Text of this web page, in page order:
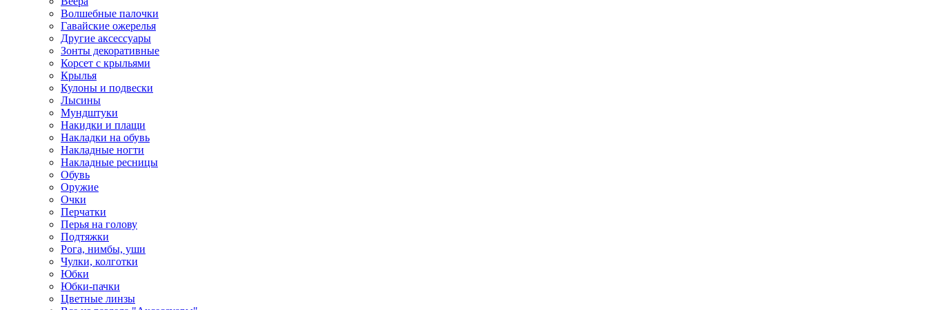
Волшебные палочки
Гавайские ожерелья
Другие аксессуары
Зонты декоративные
Корсет с крыльями
Крылья
Кулоны и подвески
Лысины
Мундштуки
Накидки и плащи
Накладки на обувь
Накладные ногти
Накладные ресницы
Обувь
Оружие
Очки
Перчатки
Перья на голову
Подтяжки
Рога, нимбы, уши
Чулки, колготки
Юбки
Юбки-пачки
Цветные линзы